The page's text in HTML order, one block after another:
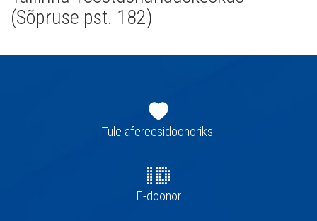
(Sõpruse pst. 182)
navigatsioonTule afereesidoonoriks!
E-doonor